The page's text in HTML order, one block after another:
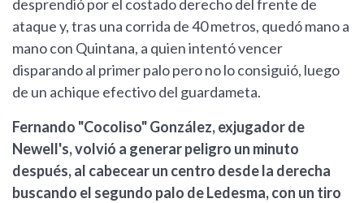
desprendió por el costado derecho del frente de
ataque y, tras una corrida de 40 metros, quedó mano a
mano con Quintana, a quien intentó vencer
disparando al primer palo pero no lo consiguió, luego
de un achique efectivo del guardameta.
Fernando "Cocoliso" González, exjugador de
Newell's, volvió a generar peligro un minuto
después, al cabecear un centro desde la derecha
buscando el segundo palo de Ledesma, con un tiro